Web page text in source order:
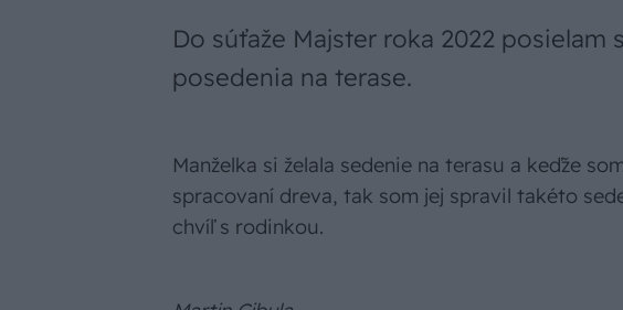
Do súťaže Majster roka 2022
posedenia na terase.
Manželka si želala sedenie na terasu a keďže
spracovaní dreva, tak som jej spravil takéto
chvíľ s rodinkou.